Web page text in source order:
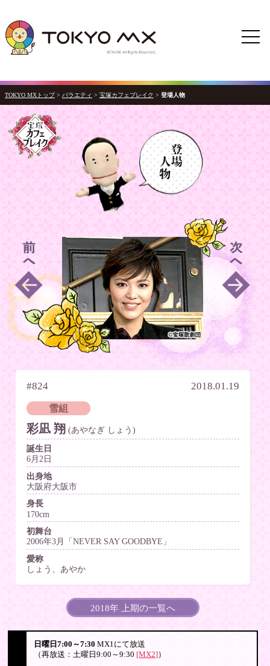
TOKYO MXトップ > バラエティ > 宝塚カフェブレイク > 登場人物
#824 2018.01.19
雪組
彩凪 翔 (あやなぎ しょう)
誕生日
6月2日
出身地
大阪府大阪市
身長
170cm
初舞台
2006年3月「NEVER SAY GOODBYE」
愛称
しょう、あやか
2018年 上期の一覧へ
日曜日7:00～7:30 MX1にて放送
（再放送：土曜日9:00～9:30 [MX2]）